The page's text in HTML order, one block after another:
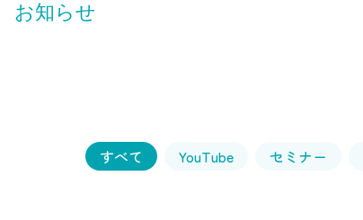
お知らせ
すべて YouTube セミナー